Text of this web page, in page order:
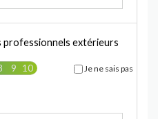
professionnels extérieurs
9 10 Je ne sais pas